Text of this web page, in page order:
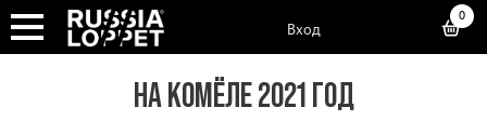
Вход
0
НА КОМЁЛЕ 2021 ГОД